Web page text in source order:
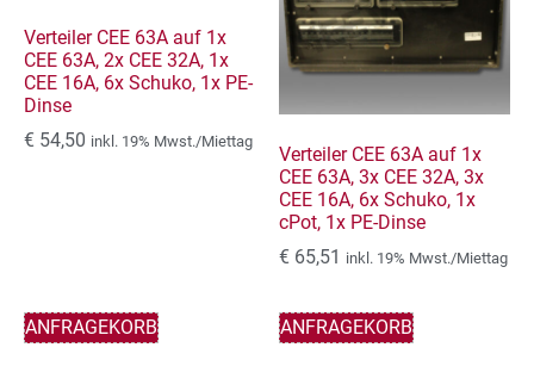
Verteiler CEE 63A auf 1x
CEE 63A, 2x CEE 32A, 1x
CEE 16A, 6x Schuko, 1x PE-
Dinse
€ 54,50 inkl. 19% Mwst./Miettag
ANFRAGEKORB
Verteiler CEE 63A auf 1x
CEE 63A, 3x CEE 32A, 3x
CEE 16A, 6x Schuko, 1x
cPot, 1x PE-Dinse
€ 65,51 inkl. 19% Mwst./Miettag
ANFRAGEKORB